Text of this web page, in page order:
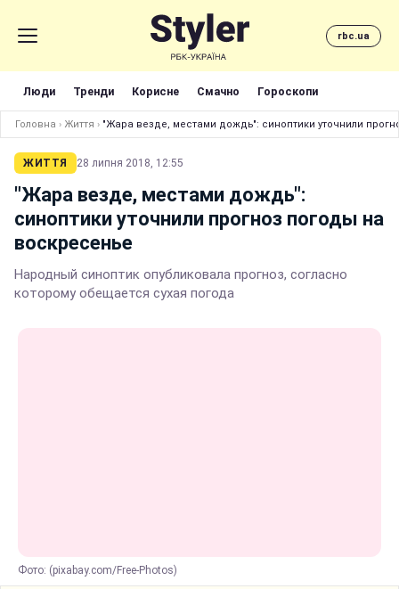
rbc.ua
Люди Тренди Корисне Смачно Гороскопи
Головна › Життя › "Жара везде, местами дождь": синоптики уточнили
ЖИТТЯ 28 липня 2018, 12:55
"Жара везде, местами дождь":
синоптики уточнили прогноз погоды на
воскресенье
Народный синоптик опубликовала прогноз, согласно
которому обещается сухая погода
Фото: (pixabay.com/Free-Photos)